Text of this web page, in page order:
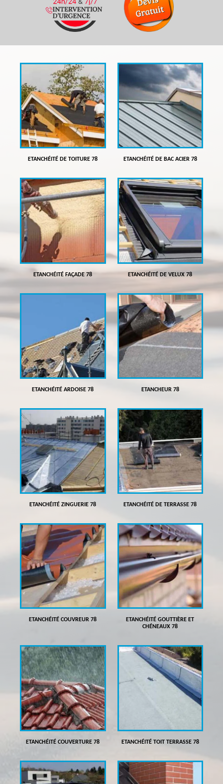
ETANCHÉITÉ DE TOITURE 78 ETANCHÉITÉ DE BAC ACIER 78
ETANCHÉITÉ FAÇADE 78 ETANCHÉITÉ DE VELUX 78
ETANCHÉITÉ ARDOISE 78 ETANCHEUR 78
ETANCHÉITÉ ZINGUERIE 78 ETANCHÉITÉ DE TERRASSE 78
ETANCHÉITÉ COUVREUR 78
ETANCHÉITÉ GOUTTIÈRE ET
CHÉNEAUX 78
ETANCHÉITÉ COUVERTURE 78 ETANCHÉITÉ TOIT TERRASSE 78